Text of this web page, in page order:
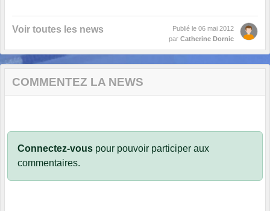
Voir toutes les news Publié le 06 mai 2012
par Catherine Dornic
COMMENTEZ LA NEWS
Connectez-vous pour pouvoir participer aux
commentaires.